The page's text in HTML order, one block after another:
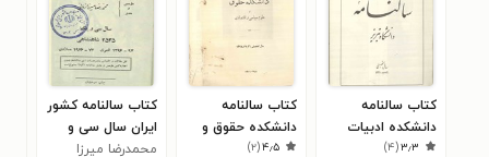
کتاب سالنامه
دانشکده ادبیات
تبریز سال ۱۳۳۰
۳٫۳(۴)
کتاب سالنامه
دانشکده حقوق و
علوم سیاسی و
۴٫۵(۲)
کتاب سالنامه کشور
ایران سال سی و
یکم ۲۵۳۵
محمد‌رضا میرزا